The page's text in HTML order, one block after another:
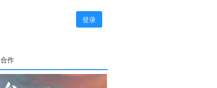
登录
作